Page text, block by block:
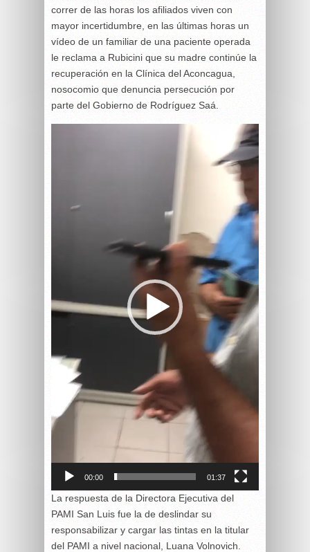
correr de las horas los afiliados viven con
mayor incertidumbre, en las últimas horas un
vídeo de un familiar de una paciente operada
le reclama a Rubicini que su madre continúe la
recuperación en la Clínica del Aconcagua,
nosocomio que denuncia persecución por
parte del Gobierno de Rodríguez Saá.
00:00 01:37
La respuesta de la Directora Ejecutiva del
PAMI San Luis fue la de deslindar su
responsabilizar y cargar las tintas en la titular
del PAMI a nivel nacional, Luana Volnovich.